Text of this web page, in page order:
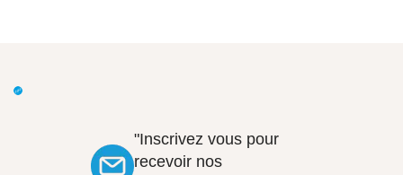
"Inscrivez vous pour
recevoir nos